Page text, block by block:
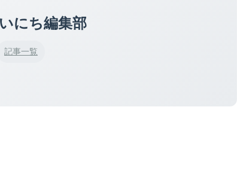
にち編集部
記事一覧